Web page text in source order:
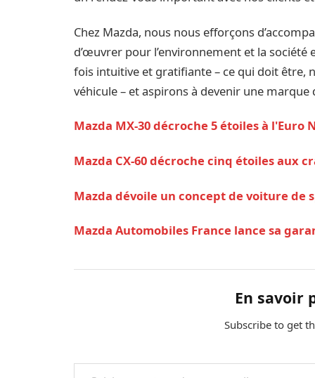
Chez Mazda, nous nous efforçons
d’œuvrer pour l’environnement et la
fois intuitive et gratifiante – ce qui doit être,
véhicule – et aspirons à devenir une
Mazda MX-30 décroche 5 étoiles à l'Euro
Mazda CX-60 décroche cinq étoiles aux
Mazda dévoile un concept de voiture de
Mazda Automobiles France lance sa
En savoir
Subscribe to get
Saisissez votre adresse e-mail…